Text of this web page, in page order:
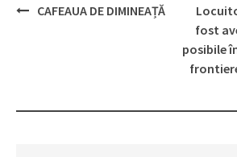
CAFEAUA DE DIMINEAȚĂ
fost
posibile